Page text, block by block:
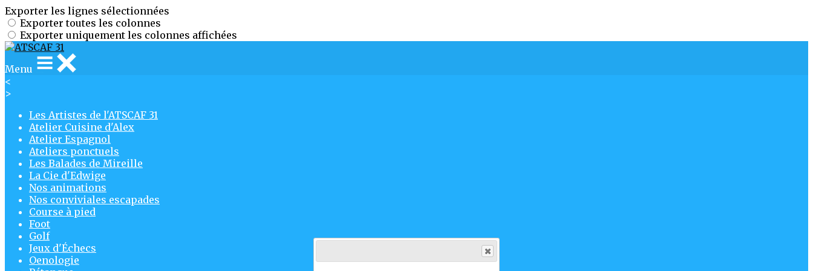
Exporter les lignes sélectionnées
Exporter toutes les colonnes
Exporter uniquement les colonnes affichées
Menu
<
>
Les Artistes de l'ATSCAF 31
Atelier Cuisine d'Alex
Atelier Espagnol
Ateliers ponctuels
Les Balades de Mireille
La Cie d'Edwige
Nos animations
Nos conviviales escapades
Course à pied
Foot
Golf
Jeux d'Échecs
Oenologie